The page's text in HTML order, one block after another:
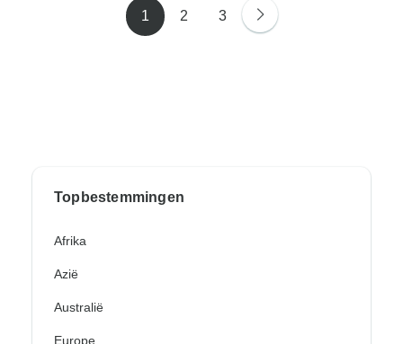
1 2 3
Topbestemmingen
Afrika
Azië
Australië
Europe